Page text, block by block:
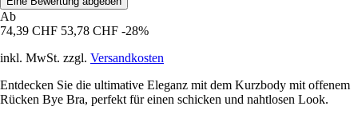
Ab
74,39 CHF 53,78 CHF -28%
inkl. MwSt. zzgl. Versandkosten
Entdecken Sie die ultimative Eleganz mit dem Kurzbody mit offenem
Rücken Bye Bra, perfekt für einen schicken und nahtlosen Look.